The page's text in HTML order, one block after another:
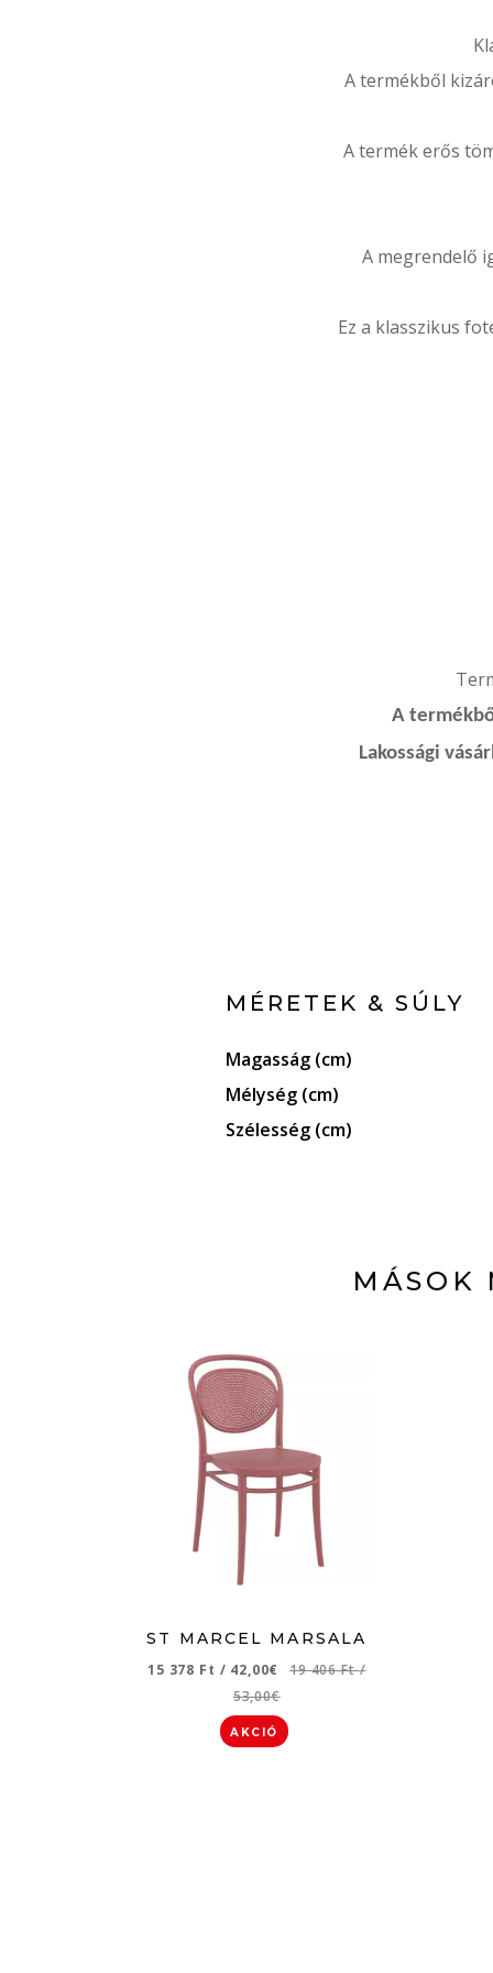
A termékből
A termék erős
A megrendelő
Ez a klasszikus
A
Lakossági
MÉRETEK & SÚLY
Magasság (cm)
Mélység (cm)
Szélesség (cm)
MÁSOK
ST MARCEL MARSALA
15 378 Ft / 42,00€ 19 406 Ft/
53,00€
AKCIÓ